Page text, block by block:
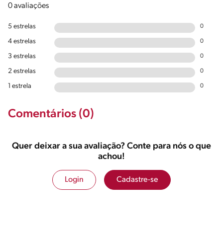
0 avaliações
5 estrelas 0
4 estrelas 0
3 estrelas 0
2 estrelas 0
1 estrela 0
Comentários (0)
Quer deixar a sua avaliação? Conte para nós o que
achou!
Login Cadastre-se